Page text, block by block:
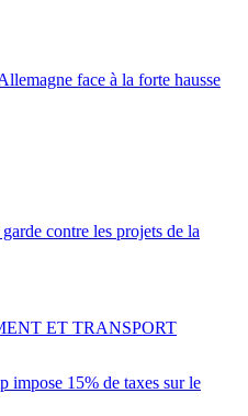
face à la forte hausse
contre les projets de la
impose 15% de taxes sur le
ET TRANSPORT